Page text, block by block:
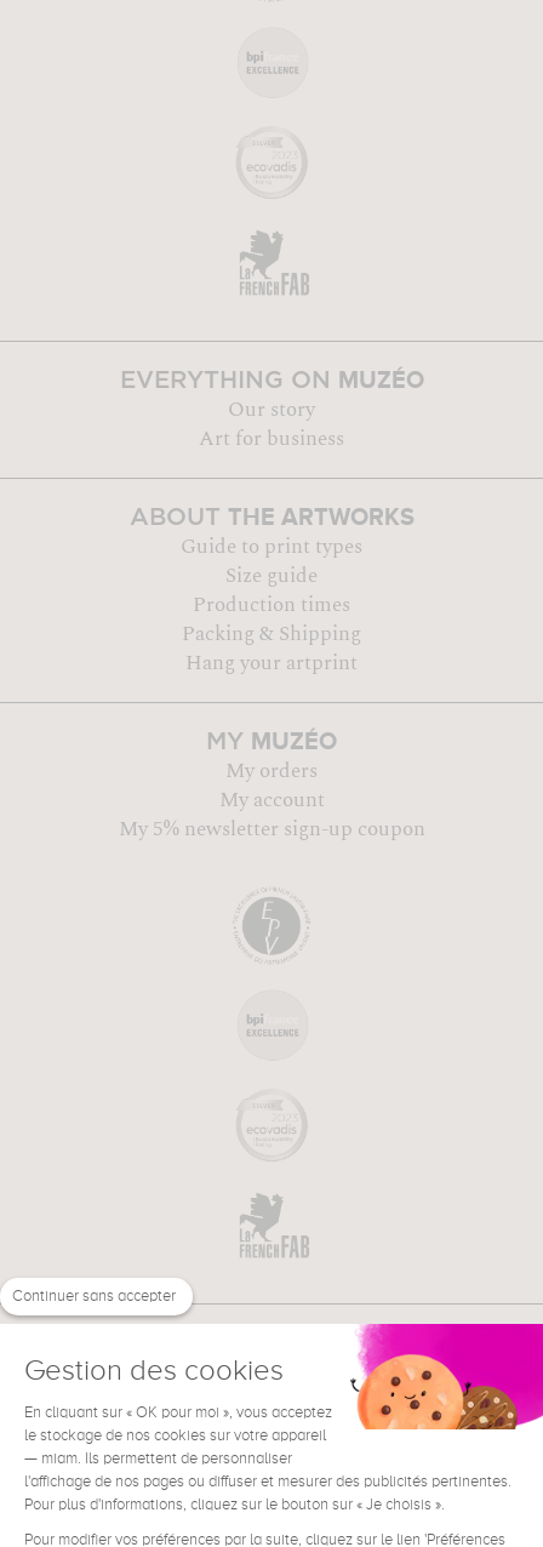
EVERYTHING ON MUZÉO
Our story
Art for business
ABOUT THE ARTWORKS
Guide to print types
Size guide
Production times
Packing & Shipping
Hang your artprint
MY MUZÉO
My orders
My account
My 5% newsletter sign-up coupon
NEED HELP ? € EN
Continuer sans accepter
Gestion des cookies
En cliquant sur « OK pour moi », vous acceptez
le stockage de nos cookies sur votre appareil
— miam. Ils permettent de personnaliser
l'affichage de nos pages ou diffuser et mesurer des publicités pertinentes.
Pour plus d'informations, cliquez sur le bouton sur « Je choisis ».
Pour modifier vos préférences par la suite, cliquez sur le lien 'Préférences